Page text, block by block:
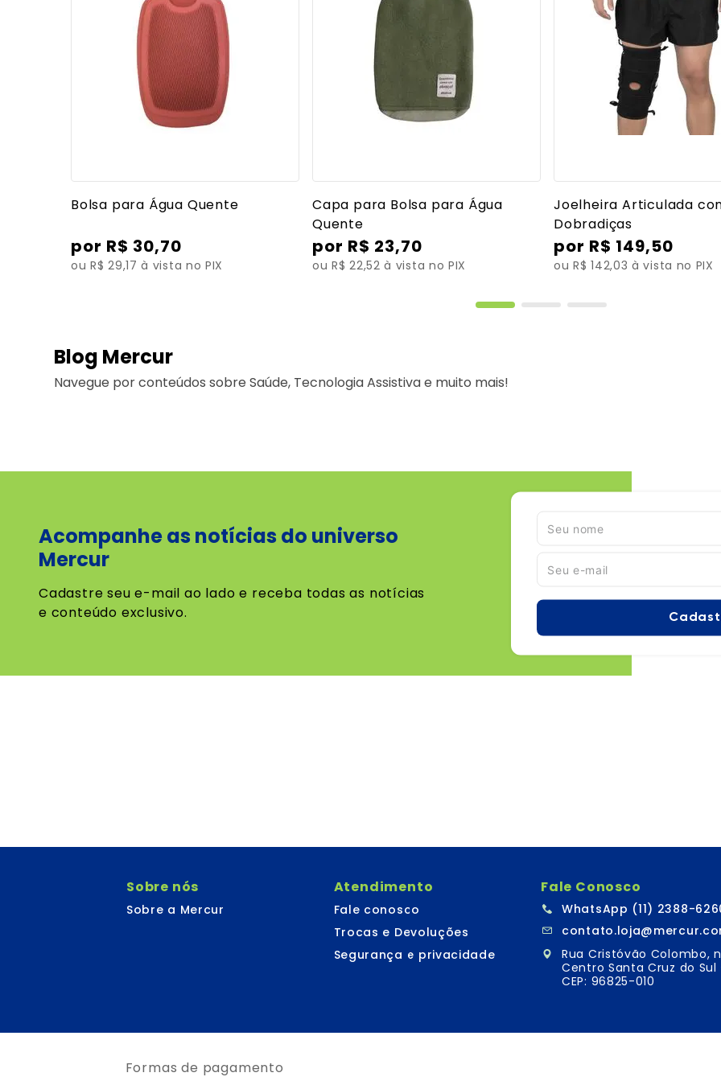
Bolsa para Água Quente
R$ 30,70
ou R$ 29,17 à vista no PIX
Capa para Bolsa para Água
Quente
R$ 23,70
ou R$ 22,52 à vista no PIX
Joelheira Articulada
Dobradiças
R$ 149,50
ou R$ 142,03 à vista no PIX
Blog Mercur
Navegue por conteúdos sobre Saúde, Tecnologia Assistiva e muito mais!
Acompanhe as notícias do universo
Mercur
Cadastre seu e-mail ao lado e receba todas as notícias
e conteúdo exclusivo.
Sobre nós
Sobre a Mercur
Atendimento
Fale conosco
Trocas e Devoluções
Segurança e privacidade
Fale Conosco
WhatsApp (11) 2388-
Rua Cristóvão Colombo,
Centro Santa Cruz do Sul
CEP: 96825-010
Formas de pagamento